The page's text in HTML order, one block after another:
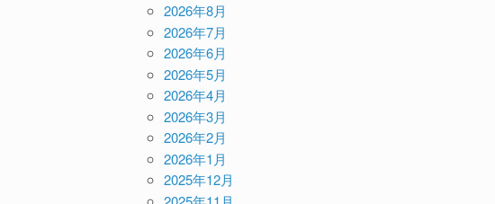
2026年8月
2026年7月
2026年6月
2026年5月
2026年4月
2026年3月
2026年2月
2026年1月
2025年12月